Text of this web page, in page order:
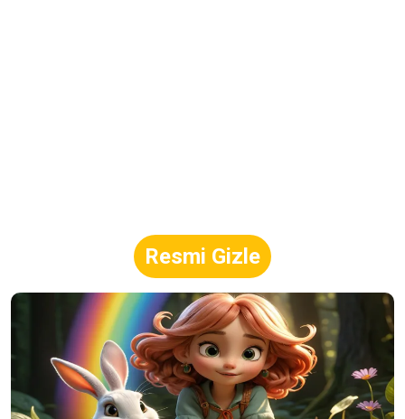
Resmi Gizle